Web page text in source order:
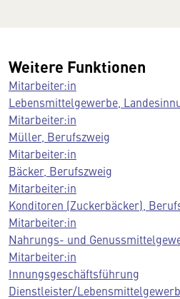
Weitere Funktionen
Mitarbeiter:in
Lebensmittelgewerbe,
Mitarbeiter:in
Müller, Berufszweig
Mitarbeiter:in
Bäcker, Berufszweig
Mitarbeiter:in
Konditoren (Zuckerbäcker),
Mitarbeiter:in
Nahrungs- und
Mitarbeiter:in
Innungsgeschäftsführung
Dienstleister/